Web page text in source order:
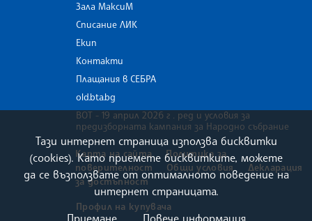
Зала МаксиМ
Списание ЛИК
Екип
Контакти
Плащания в СЕБРА
old.bta.bg
ВОТ - 19 април 2026 г . ред и условия за
предизборната кампания за Народно събрание
Карта на сайта
Политика за
поверителност
Общи условия
Декларация
за достъпност
Профил на купувача
Тази интернет страница използва бисквитки
(cookies). Като приемете бисквитките, можете
да се възползвате от оптималното поведение на
интернет страницата.
Приемане
Повече информация